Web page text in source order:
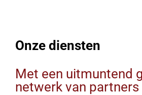
Onze diensten
Met een uitmuntend
netwerk van